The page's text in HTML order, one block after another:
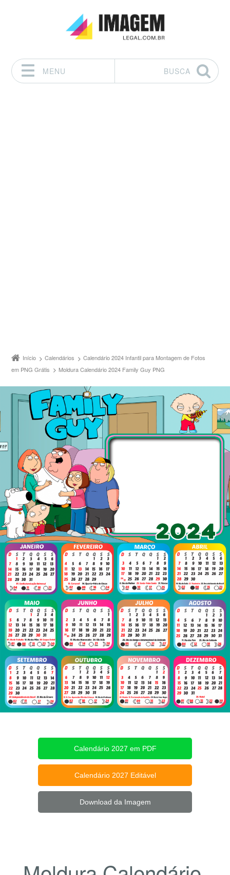
MENU
BUSCA
Início Calendários
Calendário 2024 Infantil para Montagem de Fotos
em PNG Grátis
Moldura Calendário 2024 Family Guy PNG
Calendário 2027 em PDF
Calendário 2027 Editável
Download da Imagem